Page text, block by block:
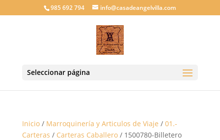
985 692 794 info@casadeangelvilla.com
Seleccionar página
Inicio/ Marroquinería y Articulos de Viaje / 01.-
Carteras / Carteras Caballero/ 1500780-Billetero